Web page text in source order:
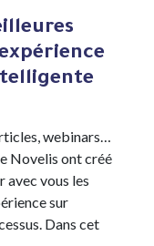
webinars…
Novelis ont créé
avec vous les
sur
Dans cet